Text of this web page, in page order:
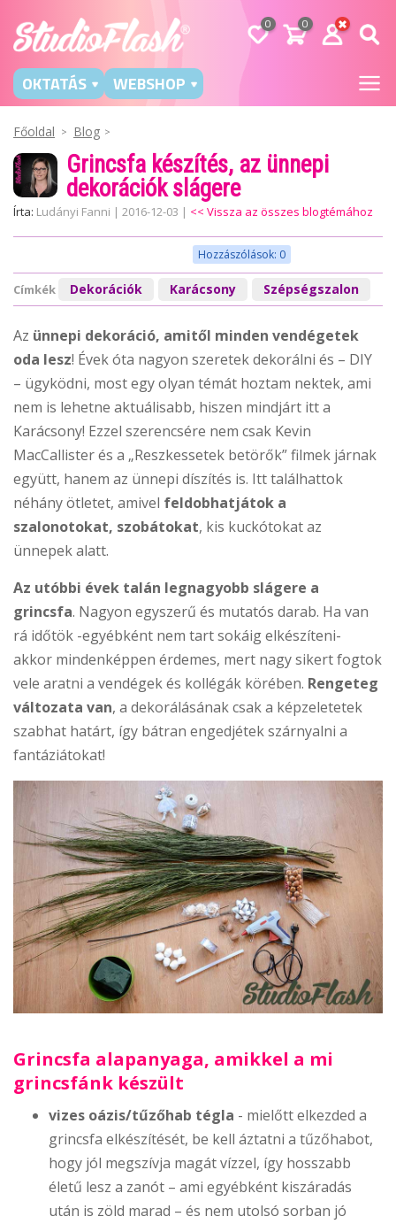
0 0
OKTATÁS WEBSHOP
Főoldal Blog
Grincsfa készítés, az ünnepi
dekorációk slágere
Írta: Ludányi Fanni | 2016-12-03 | << Vissza az összes blogtémához
Hozzászólások: 0
Címkék Dekorációk Karácsony Szépségszalon
Az ünnepi dekoráció, amitől minden vendégetek
oda lesz! Évek óta nagyon szeretek dekorálni és – DIY
– ügyködni, most egy olyan témát hoztam nektek, ami
nem is lehetne aktuálisabb, hiszen mindjárt itt a
Karácsony! Ezzel szerencsére nem csak Kevin
MacCallister és a „Reszkessetek betörők” filmek járnak
együtt, hanem az ünnepi díszítés is. Itt találhattok
néhány ötletet, amivel feldobhatjátok a
szalonotokat, szobátokat, kis kuckótokat az
ünnepek alatt.
Az utóbbi évek talán legnagyobb slágere a
grincsfa. Nagyon egyszerű és mutatós darab. Ha van
rá időtök -egyébként nem tart sokáig elkészíteni-
akkor mindenképpen érdemes, mert nagy sikert fogtok
vele aratni a vendégek és kollégák körében. Rengeteg
változata van, a dekorálásának csak a képzeletetek
szabhat határt, így bátran engedjétek szárnyalni a
fantáziátokat!
Grincsfa alapanyaga, amikkel a mi
grincsfánk készült
vizes oázis/tűzőhab tégla - mielőtt elkezded a
grincsfa elkészítését, be kell áztatni a tűzőhabot,
hogy jól megszívja magát vízzel, így hosszabb
életű lesz a zanót – ami egyébként kiszáradás
után is zöld marad – és nem utolsó sorban jó